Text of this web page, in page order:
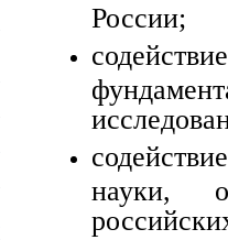
России;
науки,